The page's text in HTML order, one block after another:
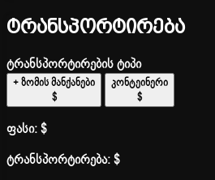
ტრანსპორტირება
ტრანსპორტირების ტიპი
+ ზომის მანქანები
$
კონტეინერი
$
ფასი:$
ტრანსპორტირება:$